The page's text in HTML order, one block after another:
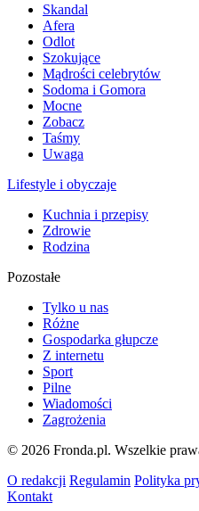
Skandal
Afera
Odlot
Szokujące
Mądrości celebrytów
Sodoma i Gomora
Mocne
Zobacz
Taśmy
Uwaga
Lifestyle i obyczaje
Kuchnia i przepisy
Zdrowie
Rodzina
Pozostałe
Tylko u nas
Różne
Gospodarka głupcze
Z internetu
Sport
Pilne
Wiadomości
Zagrożenia
© 2026 Fronda.pl. Wszelkie
O redakcji Regulamin Polityka
Kontakt